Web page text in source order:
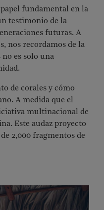
fundamental en la
testimonio de la
futuras. A
nos recordamos de la
no es solo una
de corales y cómo
A medida que el
multinacional de
Este audaz proyecto
2,000 fragmentos de